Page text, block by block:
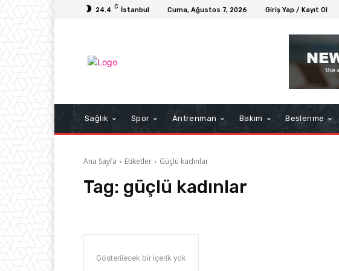
24.4 C İstanbul Cuma, Ağustos 7, 2026 Giriş Yap / Kayıt Ol
Sağlık Spor Antrenman Bakım Beslenme
Ana Sayfa Etiketler Güçlü kadınlar
Tag: güçlü kadınlar
Gösterilecek bir içerik yok